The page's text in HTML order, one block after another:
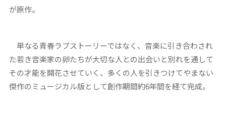
が原作。
単なる青春ラブストーリーではなく、音楽に引き合わされ
た若き音楽家の卵たちが大切な人との出会いと別れを通して
その才能を開花させていく、多くの人を引きつけてやまない
傑作のミュージカル版として創作期間約6年間を経て完成。